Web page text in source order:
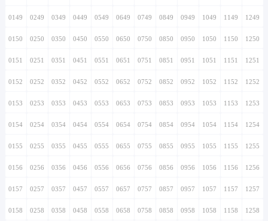
0149 0249 0349 0449 0549 0649 0749 0849 0949 1049 1149 1249
0150 0250 0350 0450 0550 0650 0750 0850 0950 1050 1150 1250
0151 0251 0351 0451 0551 0651 0751 0851 0951 1051 1151 1251
0152 0252 0352 0452 0552 0652 0752 0852 0952 1052 1152 1252
0153 0253 0353 0453 0553 0653 0753 0853 0953 1053 1153 1253
0154 0254 0354 0454 0554 0654 0754 0854 0954 1054 1154 1254
0155 0255 0355 0455 0555 0655 0755 0855 0955 1055 1155 1255
0156 0256 0356 0456 0556 0656 0756 0856 0956 1056 1156 1256
0157 0257 0357 0457 0557 0657 0757 0857 0957 1057 1157 1257
0158 0258 0358 0458 0558 0658 0758 0858 0958 1058 1158 1258